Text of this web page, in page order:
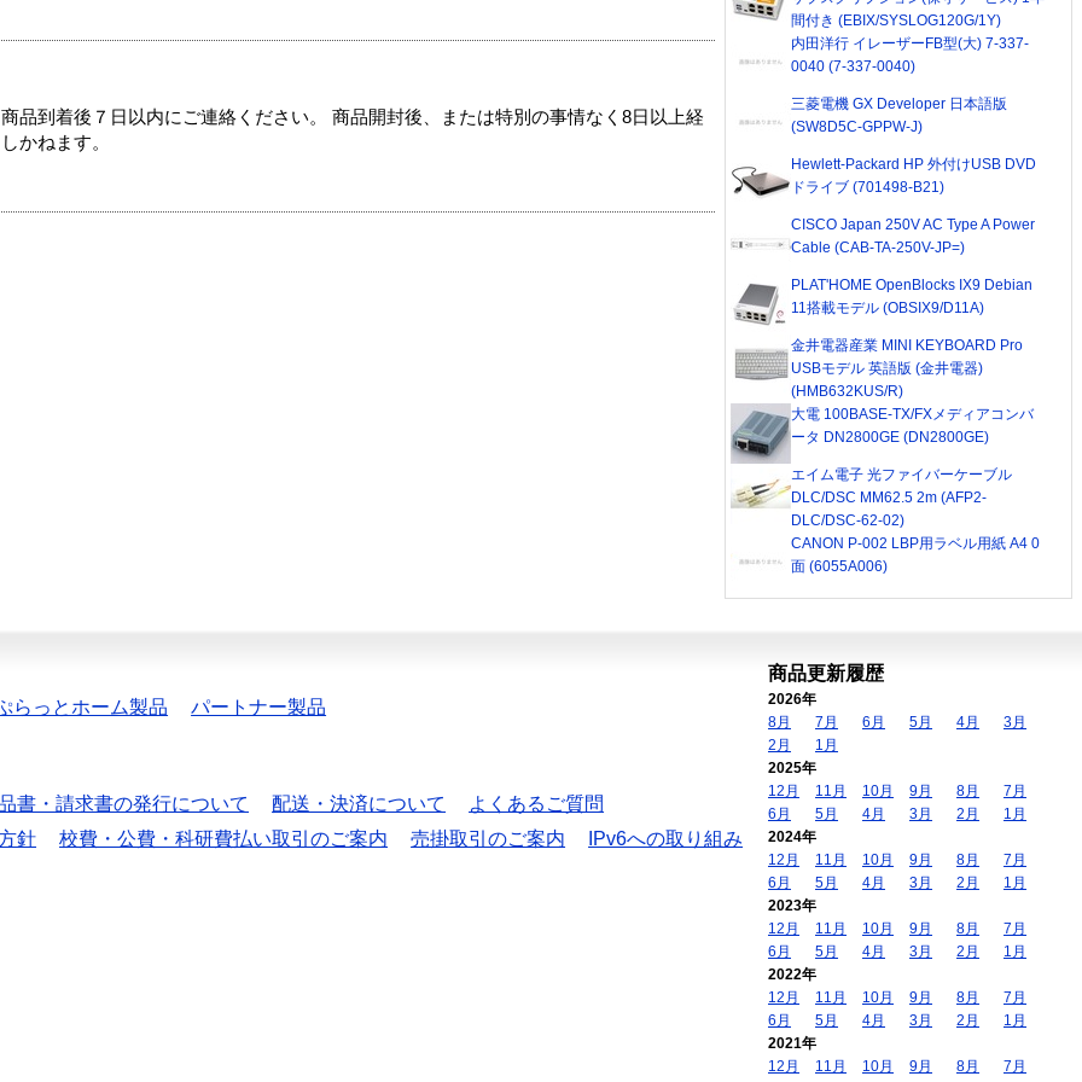
品到着後７日以内にご連絡ください。 商品開封後、または特別の事情なく8日以上経
かねます。
間付き (EBIX/SYSLOG120G/1Y)
内田洋行 イレーザーFB型(大) 7-337-
0040 (7-337-0040)
三菱電機 GX Developer 日本語版
(SW8D5C-GPPW-J)
Hewlett-Packard HP 外付けUSB DVD
ドライブ (701498-B21)
CISCO Japan 250V AC Type A Power
Cable (CAB-TA-250V-JP=)
PLAT'HOME OpenBlocks IX9 Debian
11搭載モデル (OBSIX9/D11A)
金井電器産業 MINI KEYBOARD Pro
USBモデル 英語版 (金井電器)
(HMB632KUS/R)
大電 100BASE-TX/FXメディアコンバ
ータ DN2800GE (DN2800GE)
エイム電子 光ファイバーケーブル
DLC/DSC MM62.5 2m (AFP2-
DLC/DSC-62-02)
CANON P-002 LBP用ラベル用紙 A4 0
面 (6055A006)
らっとホーム製品 パートナー製品
書・請求書の発行について 配送・決済について
よくあるご質問
針
校費・公費・科研費払い取引のご案内 売掛取引のご案内 IPv6への取り組み
商品更新履歴
2026年
8月
7月 6月 5月 4月
3月
2月
1月
2025年
12月
11月 10月 9月 8月
7月
6月
5月 4月 3月 2月
1月
2024年
12月
11月 10月 9月 8月
7月
6月
5月 4月 3月 2月
1月
2023年
12月
11月 10月 9月 8月
7月
6月
5月 4月 3月 2月
1月
2022年
12月
11月 10月 9月 8月
7月
6月
5月 4月 3月 2月
1月
2021年
12月
11月 10月 9月 8月
7月